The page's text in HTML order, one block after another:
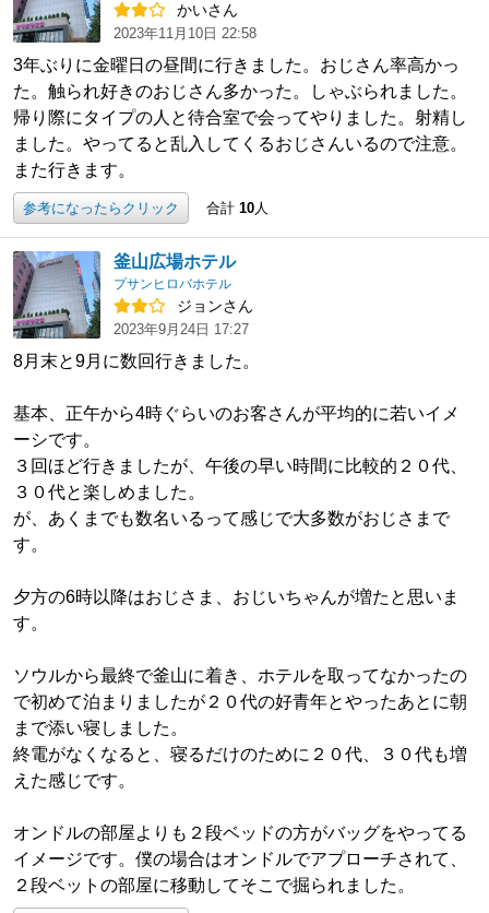
かいさん
2023年11月10日 22:58
3年ぶりに金曜日の昼間に行きました。おじさん率高かっ
た。触られ好きのおじさん多かった。しゃぶられました。
帰り際にタイプの人と待合室で会ってやりました。射精し
ました。やってると乱入してくるおじさんいるので注意。
また行きます。
参考になったらクリック 合計 10人
釜山広場ホテル
プサンヒロバホテル
ジョンさん
2023年9月24日 17:27
8月末と9月に数回行きました。
基本、正午から4時ぐらいのお客さんが平均的に若いイメ
ーシです。
３回ほど行きましたが、午後の早い時間に比較的２０代、
３０代と楽しめました。
が、あくまでも数名いるって感じで大多数がおじさまで
す。
夕方の6時以降はおじさま、おじいちゃんが増たと思いま
す。
ソウルから最終で釜山に着き、ホテルを取ってなかったの
で初めて泊まりましたが２０代の好青年とやったあとに朝
まで添い寝しました。
終電がなくなると、寝るだけのために２０代、３０代も増
えた感じです。
オンドルの部屋よりも２段ベッドの方がバッグをやってる
イメージです。僕の場合はオンドルでアプローチされて、
２段ベットの部屋に移動してそこで掘られました。